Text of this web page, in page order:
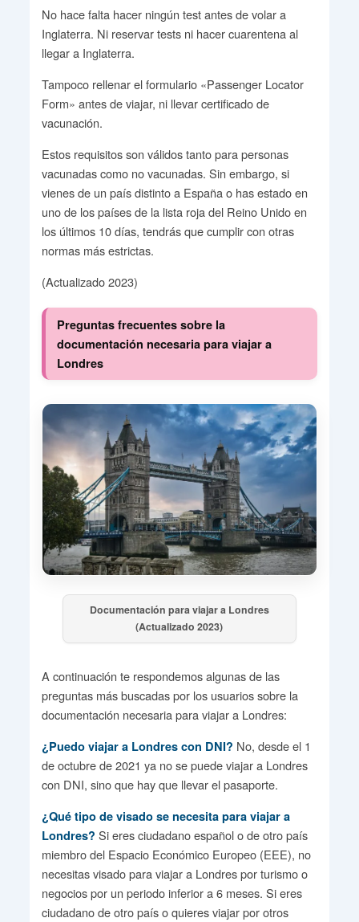
No hace falta hacer ningún test antes de volar a
Inglaterra. Ni reservar tests ni hacer cuarentena al
llegar a Inglaterra.
Tampoco rellenar el formulario «Passenger Locator
Form» antes de viajar, ni llevar certificado de
vacunación.
Estos requisitos son válidos tanto para personas
vacunadas como no vacunadas. Sin embargo, si
vienes de un país distinto a España o has estado en
uno de los países de la lista roja del Reino Unido en
los últimos 10 días, tendrás que cumplir con otras
normas más estrictas.
(Actualizado 2023)
Preguntas frecuentes sobre la
documentación necesaria para viajar a
Londres
Documentación para viajar a Londres
(Actualizado 2023)
A continuación te respondemos algunas de las
preguntas más buscadas por los usuarios sobre la
documentación necesaria para viajar a Londres:
¿Puedo viajar a Londres con DNI? No, desde el 1
de octubre de 2021 ya no se puede viajar a Londres
con DNI, sino que hay que llevar el pasaporte.
¿Qué tipo de visado se necesita para viajar a
Londres? Si eres ciudadano español o de otro país
miembro del Espacio Económico Europeo (EEE), no
necesitas visado para viajar a Londres por turismo o
negocios por un periodo inferior a 6 meses. Si eres
ciudadano de otro país o quieres viajar por otros